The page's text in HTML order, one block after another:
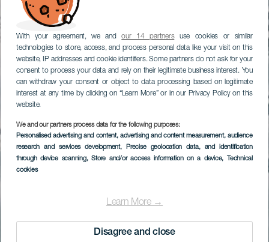
With your agreement, we andour 14 partnersuse cookies or similar
technologies to store, access, and process personal data like your visit on this
website, IP addresses and cookie identifiers. Some partners do not ask for your
consent to process your data and rely on their legitimate business interest. You
can withdraw your consent or object to data processing based on legitimate
interest at any time by clicking on “Learn More” or in our Privacy Policy on this
website.
We and our partners process data for the following purposes:
Personalised advertising and content, advertising and content measurement, audience
research and services development, Precise geolocation data, and identification
through device scanning, Store and/or access information on a device, Technical
cookies
Learn More →
Disagree and close